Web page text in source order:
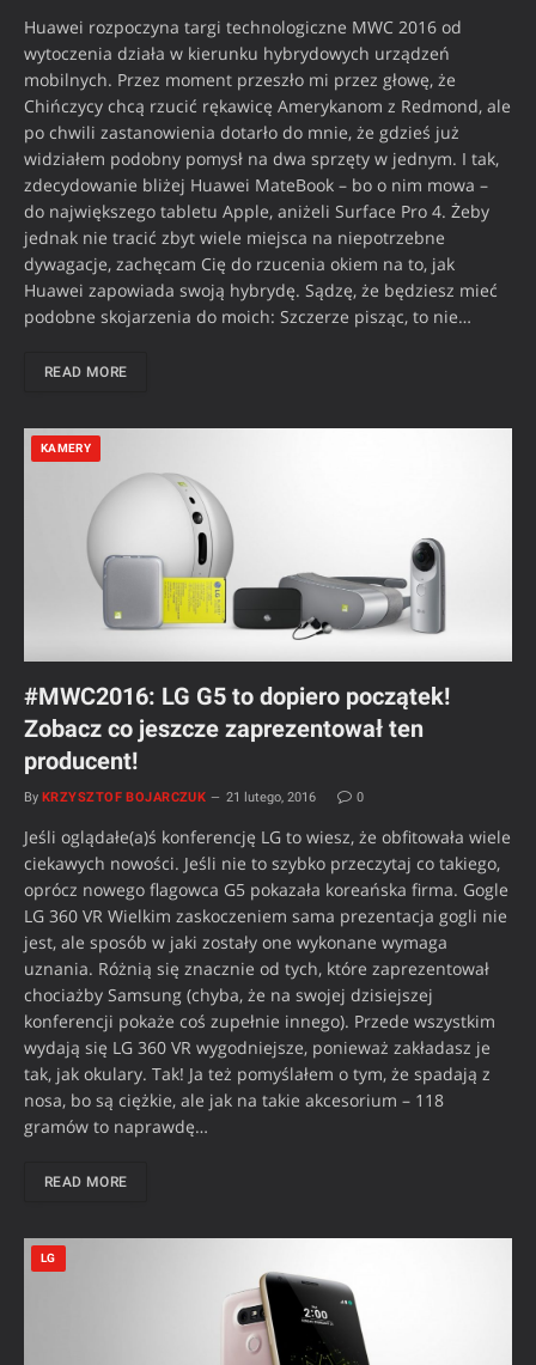
Huawei rozpoczyna targi technologiczne MWC 2016 od
wytoczenia działa w kierunku hybrydowych urządzeń
mobilnych. Przez moment przeszło mi przez głowę, że
Chińczycy chcą rzucić rękawicę Amerykanom z Redmond, ale
po chwili zastanowienia dotarło do mnie, że gdzieś już
widziałem podobny pomysł na dwa sprzęty w jednym. I tak,
zdecydowanie bliżej Huawei MateBook – bo o nim mowa –
do największego tabletu Apple, aniżeli Surface Pro 4. Żeby
jednak nie tracić zbyt wiele miejsca na niepotrzebne
dywagacje, zachęcam Cię do rzucenia okiem na to, jak
Huawei zapowiada swoją hybrydę. Sądzę, że będziesz mieć
podobne skojarzenia do moich: Szczerze pisząc, to nie…
READ MORE
KAMERY
#MWC2016: LG G5 to dopiero początek!
Zobacz co jeszcze zaprezentował ten
producent!
By KRZYSZTOF BOJARCZUK 21 lutego, 2016 0
Jeśli oglądałe(a)ś konferencję LG to wiesz, że obfitowała wiele
ciekawych nowości. Jeśli nie to szybko przeczytaj co takiego,
oprócz nowego flagowca G5 pokazała koreańska firma. Gogle
LG 360 VR Wielkim zaskoczeniem sama prezentacja gogli nie
jest, ale sposób w jaki zostały one wykonane wymaga
uznania. Różnią się znacznie od tych, które zaprezentował
chociażby Samsung (chyba, że na swojej dzisiejszej
konferencji pokaże coś zupełnie innego). Przede wszystkim
wydają się LG 360 VR wygodniejsze, ponieważ zakładasz je
tak, jak okulary. Tak! Ja też pomyślałem o tym, że spadają z
nosa, bo są ciężkie, ale jak na takie akcesorium – 118
gramów to naprawdę…
READ MORE
LG